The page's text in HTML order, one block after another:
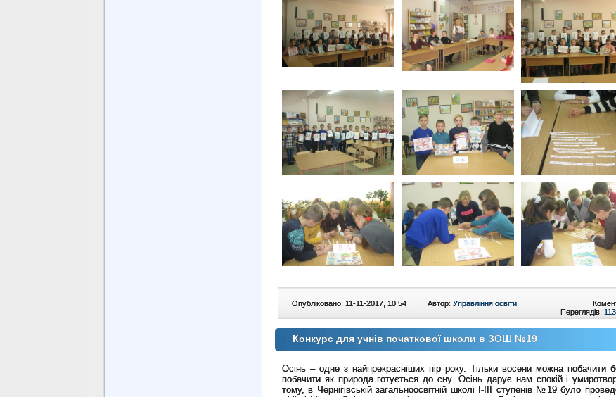
Опубліковано: 11-11-2017, 10:54 | Автор: Управління освіти
Переглядів:
Конкурс для учнів початкової школи в ЗОШ №19
Осінь – одне з найпрекрасніших пір року. Тільки восени можна побачити
побачити як природа готується до сну. Осінь дарує нам спокій і
тому, в Чернігівській загальноосвітній школі I-III ступенів №19 було